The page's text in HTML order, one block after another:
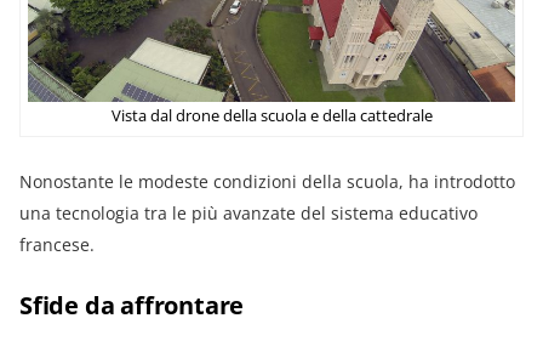
Vista dal drone della scuola e della cattedrale
Nonostante le modeste condizioni della scuola, ha introdotto
una tecnologia tra le più avanzate del sistema educativo
francese.
Sfide da affrontare